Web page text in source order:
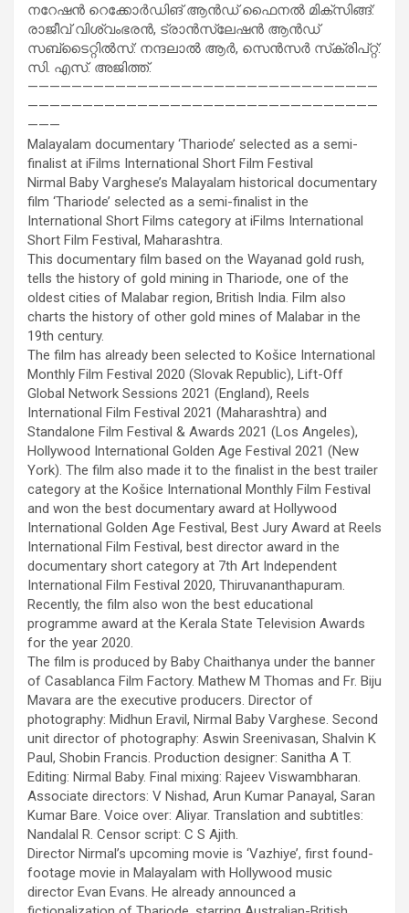
നറേഷന്‍ റെക്കോര്‍ഡിങ് ആന്‍ഡ് ഫൈനല്‍ മിക്‌സിങ്ങ്:
രാജീവ് വിശ്വംഭരന്‍, ട്രാന്‍സ്ലേഷന്‍ ആന്‍ഡ്
സബ്ടൈറ്റില്‍സ്: നന്ദലാല്‍ ആര്‍, സെന്‍സര്‍ സ്‌ക്രിപ്റ്റ്:
സി. എസ്. അജിത്ത്.
————————————————————————————————
————————————————————————————————
———
Malayalam documentary ‘Thariode’ selected as a semi-
finalist at iFilms International Short Film Festival
Nirmal Baby Varghese’s Malayalam historical documentary
film ‘Thariode’ selected as a semi-finalist in the
International Short Films category at iFilms International
Short Film Festival, Maharashtra.
This documentary film based on the Wayanad gold rush,
tells the history of gold mining in Thariode, one of the
oldest cities of Malabar region, British India. Film also
charts the history of other gold mines of Malabar in the
19th century.
The film has already been selected to Košice International
Monthly Film Festival 2020 (Slovak Republic), Lift-Off
Global Network Sessions 2021 (England), Reels
International Film Festival 2021 (Maharashtra) and
Standalone Film Festival & Awards 2021 (Los Angeles),
Hollywood International Golden Age Festival 2021 (New
York). The film also made it to the finalist in the best trailer
category at the Košice International Monthly Film Festival
and won the best documentary award at Hollywood
International Golden Age Festival, Best Jury Award at Reels
International Film Festival, best director award in the
documentary short category at 7th Art Independent
International Film Festival 2020, Thiruvananthapuram.
Recently, the film also won the best educational
programme award at the Kerala State Television Awards
for the year 2020.
The film is produced by Baby Chaithanya under the banner
of Casablanca Film Factory. Mathew M Thomas and Fr. Biju
Mavara are the executive producers. Director of
photography: Midhun Eravil, Nirmal Baby Varghese. Second
unit director of photography: Aswin Sreenivasan, Shalvin K
Paul, Shobin Francis. Production designer: Sanitha A T.
Editing: Nirmal Baby. Final mixing: Rajeev Viswambharan.
Associate directors: V Nishad, Arun Kumar Panayal, Saran
Kumar Bare. Voice over: Aliyar. Translation and subtitles:
Nandalal R. Censor script: C S Ajith.
Director Nirmal’s upcoming movie is ‘Vazhiye’, first found-
footage movie in Malayalam with Hollywood music
director Evan Evans. He already announced a